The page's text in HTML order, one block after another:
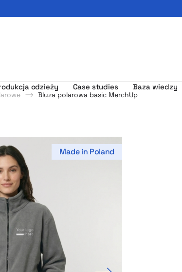
logo - MerchUp
odzieży Case studies Baza wiedzy
Bluza polarowa basic MerchUp
Made in Poland